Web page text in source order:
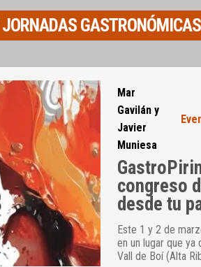
JORNADAS GASTRONÓMICAS
Mar
Gavilán y
Javier
Muniesa
congreso
desde tu
Este 1 y 2 de
en un lugar que ya
Vall de Boí (Alta